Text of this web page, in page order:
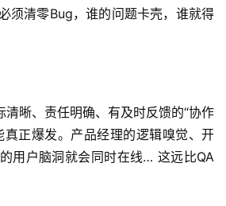
须清零Bug，谁的问题卡壳，谁就得
清晰、责任明确、有及时反馈的“协作
真正爆发。产品经理的逻辑嗅觉、开
用户脑洞就会同时在线… 这远比QA